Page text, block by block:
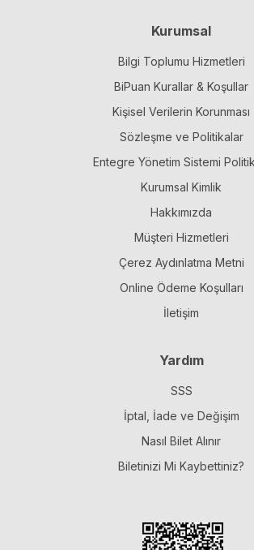
Kurumsal
Bilgi Toplumu Hizmetleri
BiPuan Kurallar & Koşullar
Kişisel Verilerin Korunması
Sözleşme ve Politikalar
Entegre Yönetim Sistemi
Kurumsal Kimlik
Hakkımızda
Müşteri Hizmetleri
Çerez Aydınlatma Metni
Online Ödeme Koşulları
İletişim
Yardım
SSS
İptal, İade ve Değişim
Nasıl Bilet Alınır
Biletinizi Mi Kaybettiniz?